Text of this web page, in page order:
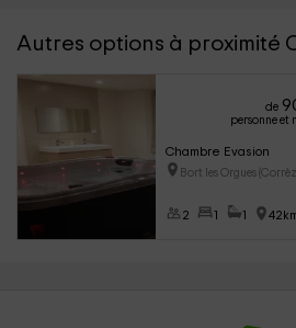
Autres options à proximité
de
personne et
Chambre Evasion
Bort les Orgues
2 1 1